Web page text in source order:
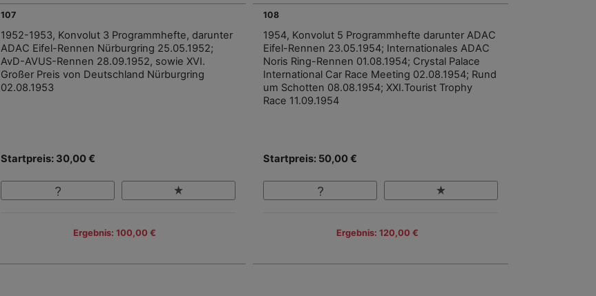
107
1952-1953, Konvolut 3 Programmhefte, darunter
ADAC Eifel-Rennen Nürburgring 25.05.1952;
AvD-AVUS-Rennen 28.09.1952, sowie XVI.
Großer Preis von Deutschland Nürburgring
02.08.1953
Startpreis: 30,00 €
Ergebnis: 100,00 €
108
1954, Konvolut 5 Programmhefte darunter ADAC
Eifel-Rennen 23.05.1954; Internationales ADAC
Noris Ring-Rennen 01.08.1954; Crystal Palace
International Car Race Meeting 02.08.1954; Rund
um Schotten 08.08.1954; XXI.Tourist Trophy
Race 11.09.1954
Startpreis: 50,00 €
Ergebnis: 120,00 €